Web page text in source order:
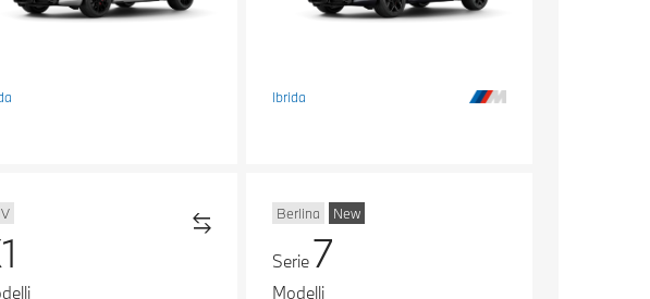
Ibrida
Berlina New
Serie 7
Modelli